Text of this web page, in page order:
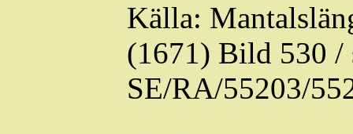
Källa:
(1671) Bild 530
SE/RA/55203/